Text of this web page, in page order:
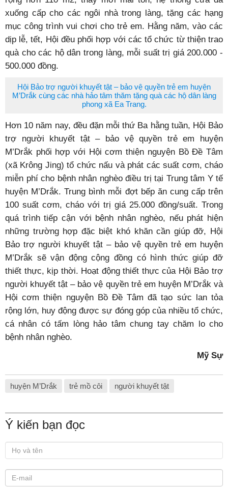
xuống cấp cho các ngôi nhà trong làng, tặng các hạng
mục công trình vui chơi cho trẻ em. Hằng năm, vào các
dịp lễ, tết, Hội đều phối hợp với các tổ chức từ thiện trao
quà cho các hộ dân trong làng, mỗi suất trị giá 200.000 -
500.000 đồng.
Hội Bảo trợ người khuyết tật – bảo vệ quyền trẻ em huyện
M’Drắk cùng các nhà hảo tâm thăm tặng quà các hộ dân làng
phong xã Ea Trang.
Hơn 10 năm nay, đều đặn mỗi thứ Ba hằng tuần, Hội Bảo
trợ người khuyết tật – bảo vệ quyền trẻ em huyện
M’Drắk phối hợp với Hội cơm thiện nguyện Bồ Đề Tâm
(xã Krông Jing) tổ chức nấu và phát các suất cơm, cháo
miễn phí cho bệnh nhân nghèo điều trị tại Trung tâm Y tế
huyện M’Drắk. Trung bình mỗi đợt bếp ăn cung cấp trên
100 suất cơm, cháo với trị giá 25.000 đồng/suất. Trong
quá trình tiếp cận với bệnh nhân nghèo, nếu phát hiện
những trường hợp đặc biệt khó khăn cần giúp đỡ, Hội
Bảo trợ người khuyết tật – bảo vệ quyền trẻ em huyện
M’Drắk sẽ vận động cộng đồng có hình thức giúp đỡ
thiết thực, kịp thời. Hoạt động thiết thực của Hội Bảo trợ
người khuyết tật – bảo vệ quyền trẻ em huyện M’Drắk và
Hội cơm thiện nguyện Bồ Đề Tâm đã tạo sức lan tỏa
rộng lớn, huy động được sự đóng góp của nhiều tổ chức,
cá nhân có tấm lòng hảo tâm chung tay chăm lo cho
bệnh nhân nghèo.
Mỹ Sự
huyện M’Drắk trẻ mồ côi người khuyết tật
Ý kiến bạn đọc